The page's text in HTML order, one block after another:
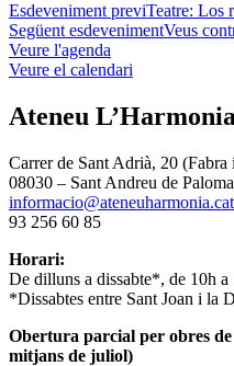
Esdeveniment previTeatre: Los
Següent esdevenimentVeus
Veure l'agenda
Veure el calendari
Ateneu L’Harmonia
Carrer de Sant Adrià, 20 (Fabra
08030 – Sant Andreu de
informacio@ateneuharmonia.cat
93 256 60 85
Horari:
De dilluns a dissabte*, de 10h
*Dissabtes entre Sant Joan i la
Obertura parcial per obres de
mitjans de juliol)